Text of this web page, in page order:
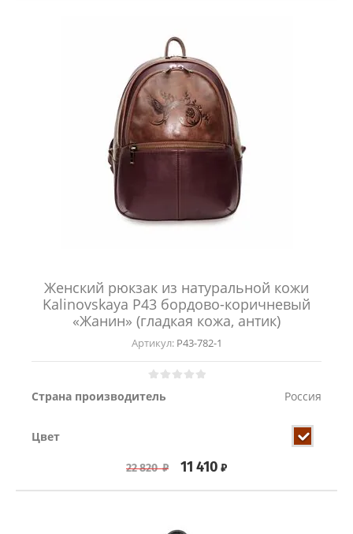
Женский рюкзак из натуральной кожи
Kalinovskaya Р43 бордово-коричневый
«Жанин» (гладкая кожа, антик)
Артикул:Р43-782-1
Страна производитель Россия
Цвет
22 820₽ 11 410 ₽